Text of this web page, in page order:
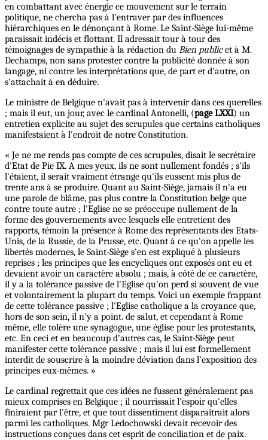
en combattant avec énergie ce mouvement sur le terrain
politique, ne chercha pas à l'entraver par des influences
hiérarchiques en le dénonçant à Rome. Le Saint-Siège lui-même
paraissait indécis et flottant. Il adressait tour à tour des
témoignages de sympathie à la rédaction du Bien publicet à M.
Dechamps, non sans protester contre la publicité donnée à son
langage, ni contre les interprétations que, de part et d'autre, on
s'attachait à en déduire.
Le ministre de Belgique n'avait pas à intervenir dans ces querelles
; mais il eut, un jour, avec le cardinal Antonelli, (page LXXI) un
entretien explicite au sujet des scrupules que certains catholiques
manifestaient à l'endroit de notre Constitution.
« Je ne me rends pas compte de ces scrupules, disait le secrétaire
d'Etat de Pie IX. A mes yeux, ils ne sont nullement fondés ; s'ils
l'étaient, il serait vraiment étrange qu'ils eussent mis plus de
trente ans à se produire. Quant au Saint-Siège, jamais il n'a eu
une parole de blâme, pas plus contre la Constitution belge que
contre toute autre ; l'Eglise ne se préoccupe nullement de la
forme des gouvernements avec lesquels elle entretient des
rapports, témoin la présence à Rome des représentants des Etats-
Unis, de la Russie, de la Prusse, etc. Quant à ce qu'on appelle les
libertés modernes, le Saint-Siège s'en est expliqué à plusieurs
reprises ; les principes que les encycliques ont exposés ont eu et
devaient avoir un caractère absolu ; mais, à côté de ce caractère,
il y a la tolérance passive de l'Eglise qu'on perd si souvent de vue
et volontairement la plupart du temps. Voici un exemple frappant
de cette tolérance passive ; l'Eglise catholique a la croyance que,
hors de son sein, il n'y a point. de salut, et cependant à Rome
même, elle tolère une synagogue, une église pour les protestants,
etc. En ceci et en beaucoup d'autres cas, le Saint-Siège peut
manifester cette tolérance passive ; mais il lui est formellement
interdit de souscrire à la moindre déviation dans l'exposition des
principes eux-mêmes. »
Le cardinal regrettait que ces idées ne fussent généralement pas
mieux comprises en Belgique ; il nourrissait l'espoir qu'elles
finiraient par l'être, et que tout dissentiment disparaîtrait alors
parmi les catholiques. Mgr Ledochowski devait recevoir des
instructions conçues dans cet esprit de conciliation et de paix.